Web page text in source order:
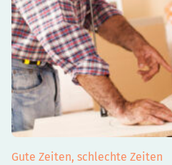
Gute Zeiten, schlechte Zeiten